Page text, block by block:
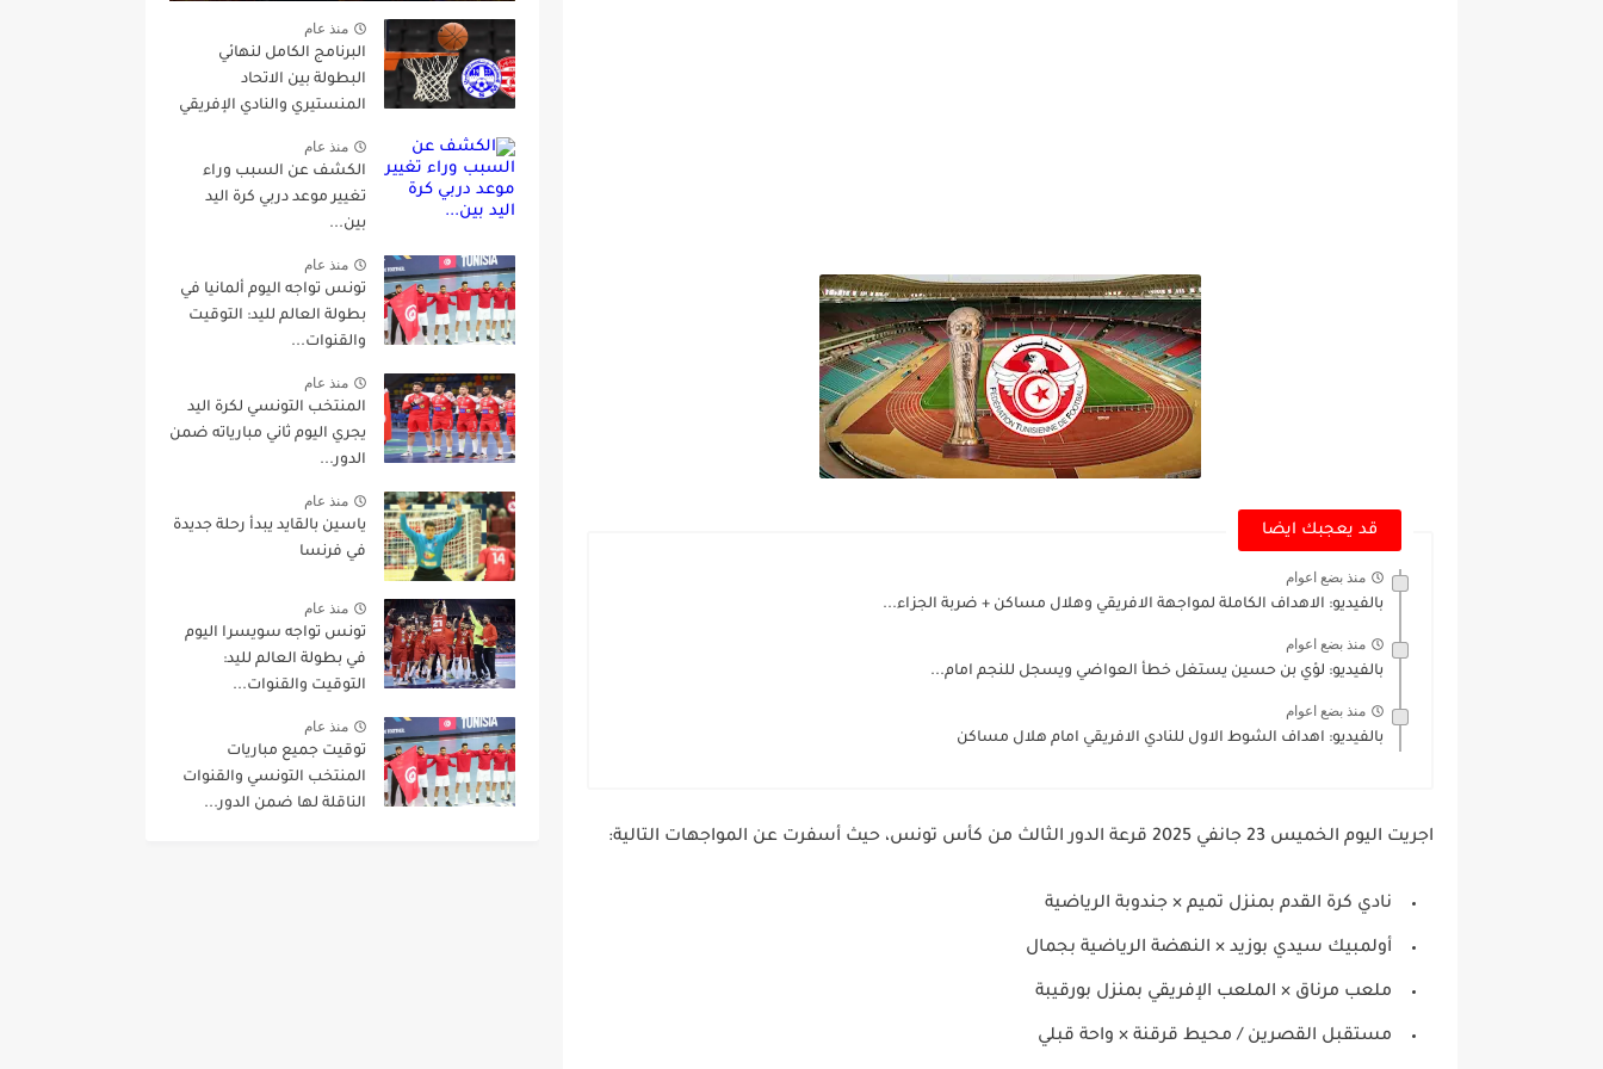
قد يعجبك ايضا
منذ بضع اعوام
بالفيديو: الاهداف الكاملة لمواجهة الافريقي وهلال مساكن + ضربة الجزاء...
منذ بضع اعوام
بالفيديو: لؤي بن حسين يستغل خطأ العواضي ويسجل للنجم امام...
منذ بضع اعوام
بالفيديو: اهداف الشوط الاول للنادي الافريقي امام هلال مساكن
اجريت اليوم الخميس 23 جانفي 2025 قرعة الدور الثالث من كأس تونس، حيث أسفرت عن المواجهات التالية:
نادي كرة القدم بمنزل تميم × جندوبة الرياضية
أولمبيك سيدي بوزيد × النهضة الرياضية بجمال
ملعب مرناق × الملعب الإفريقي بمنزل بورقيبة
مستقبل القصرين / محيط قرقنة × واحة قبلي
منذ عام
البرنامج الكامل لنهائي
البطولة بين الاتحاد
المنستيري والنادي الإفريقي
منذ عام
الكشف عن السبب وراء
تغيير موعد دربي كرة اليد
بين...
منذ عام
تونس تواجه اليوم ألمانيا في
بطولة العالم لليد: التوقيت
والقنوات...
منذ عام
المنتخب التونسي لكرة اليد
يجري اليوم ثاني مبارياته ضمن
الدور...
منذ عام
ياسين بالقايد يبدأ رحلة جديدة
في فرنسا
منذ عام
تونس تواجه سويسرا اليوم
في بطولة العالم لليد:
التوقيت والقنوات...
منذ عام
توقيت جميع مباريات
المنتخب التونسي والقنوات
الناقلة لها ضمن الدور...